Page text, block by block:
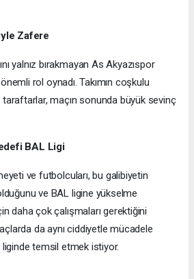
Zafere
yalnız bırakmayan As Akyazıspor
rol oynadı. Takımın coşkulu
maçın sonunda büyük sevinç
BAL Ligi
ve futbolcuları, bu galibiyetin
ve BAL ligine yükselme
daha çok çalışmaları gerektiğini
da aynı ciddiyetle mücadele
liginde temsil etmek istiyor.